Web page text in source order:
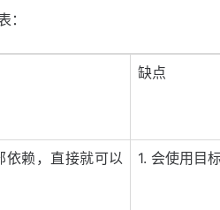
缺点
依赖，直接就可以
1. 会使用目